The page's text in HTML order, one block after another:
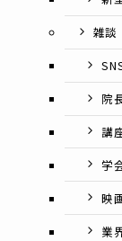
雑談
院
講
学
映
業